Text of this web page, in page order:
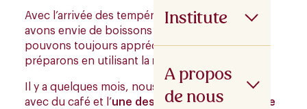
Institute
A propos
de nous
Avec l’arrivée des températures élevées, nous
avons envie de boissons plus froides. Nous
pouvons toujours apprécier le café si nous le
préparons en utilisant la méthode Cold Brew
Il y a quelques mois, nous faisions des recettes
avec du café et l’une des recettes qui nous a le